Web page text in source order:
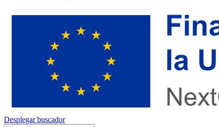
Desplegar buscador